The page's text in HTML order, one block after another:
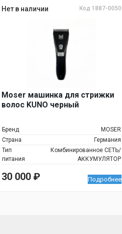
Нет в наличии Код 1887-0050
Moser машинка для стрижки
волос KUNO черный
Бренд
MOSER
Страна
Германия
Тип
питания
Комбинированное СЕТЬ/
АККУМУЛЯТОР
30 000 ₽ Подробнее